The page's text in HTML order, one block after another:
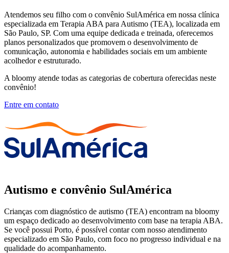
Atendemos seu filho com o convênio SulAmérica em nossa clínica
especializada em Terapia ABA para Autismo (TEA), localizada em
São Paulo, SP. Com uma equipe dedicada e treinada, oferecemos
planos personalizados que promovem o desenvolvimento de
comunicação, autonomia e habilidades sociais em um ambiente
acolhedor e estruturado.
A bloomy atende todas as categorias de cobertura oferecidas neste
convênio!
Entre em contato
Autismo e convênio SulAmérica
Crianças com diagnóstico de autismo (TEA) encontram na bloomy
um espaço dedicado ao desenvolvimento com base na terapia ABA.
Se você possui Porto, é possível contar com nosso atendimento
especializado em São Paulo, com foco no progresso individual e na
qualidade do acompanhamento.